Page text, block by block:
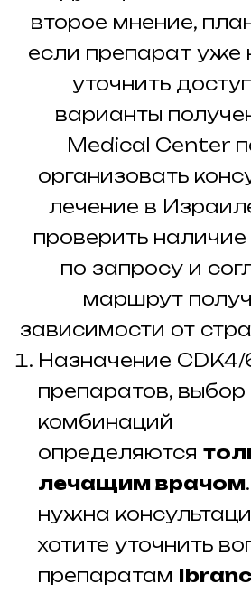
второе мнение,
если препарат уже
уточнить
варианты
Medical Center
организовать
лечение в
проверить
по запросу и
маршрут
зависимости от
Назначение CDK4/
препаратов, выбор
комбинаций
определяются
лечащим врачом
нужна
хотите уточнить
препаратам